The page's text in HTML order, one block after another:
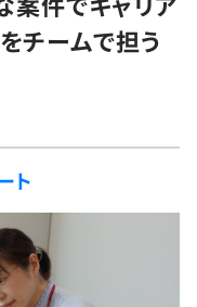
チームで担う
ト